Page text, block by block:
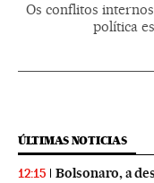
Os conflitos
política
ÚLTIMAS NOTICIAS
12:15 Bolsonaro, a